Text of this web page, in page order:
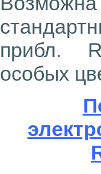
прибл.
особых